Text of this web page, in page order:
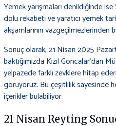
Yemek yarışmaları denildiğinde
dolu rekabeti ve yaratıcı yemek
akşamlarının vazgeçilmezlerinden
Sonuç olarak, 21 Nisan 2025
baktığımızda Kızıl Goncalar’dan
yelpazede farklı zevklere hitap
görüyoruz. Bu çeşitlilik sayesinde
içerikler bulabiliyor.
21 Nisan Reyting